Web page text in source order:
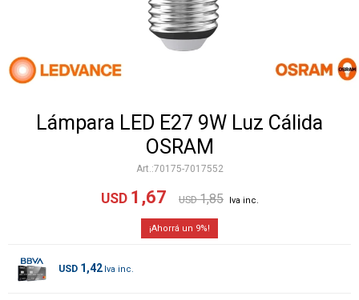
Lámpara LED E27 9W Luz Cálida
OSRAM
70175-7017552
USD 1,67 USD 1,85
9
USD 1,42